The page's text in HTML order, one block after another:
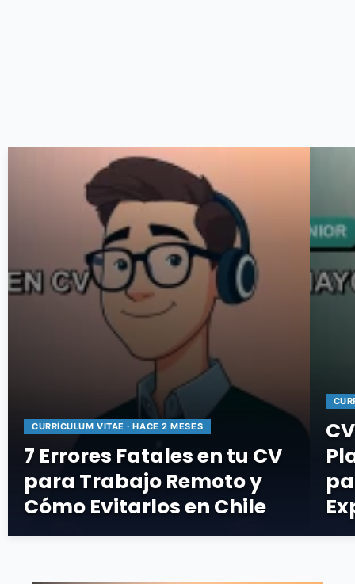
CURRÍCULUM VITAE · HACE 2 MESES
7 Errores Fatales en tu CV
para Trabajo Remoto y
Cómo Evitarlos en Chile